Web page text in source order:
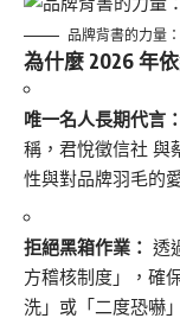
品牌背書的力量
為什麼 2026 年
唯一名人長期代言：
稱，君悅徵信社 與
性與對品牌羽毛的
拒絕黑箱作業： 透
方稽核制度」，確
洗」或「二度恐嚇